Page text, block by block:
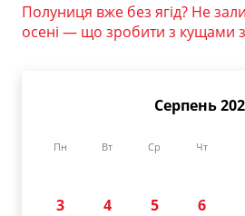
Полуниця вже без ягід? Не
осені — що зробити з кущами
Серпень
Пн Вт Ср Чт
3
4 5 6